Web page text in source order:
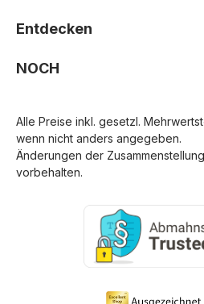
Entdecken
NOCH
Alle Preise inkl. gesetzl.
wenn nicht anders angegeben.
Änderungen der
vorbehalten.